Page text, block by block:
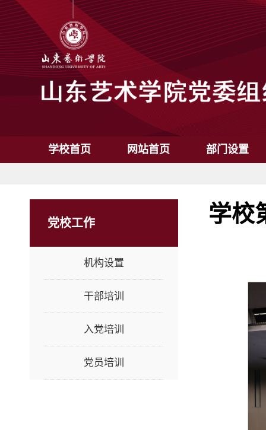
学校首页 网站首页 部门设置
党校工作
机构设置
干部培训
入党培训
党员培训
学校